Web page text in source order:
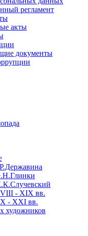
регламент
акты
документы
- XIX вв.
- XXI вв.
художников